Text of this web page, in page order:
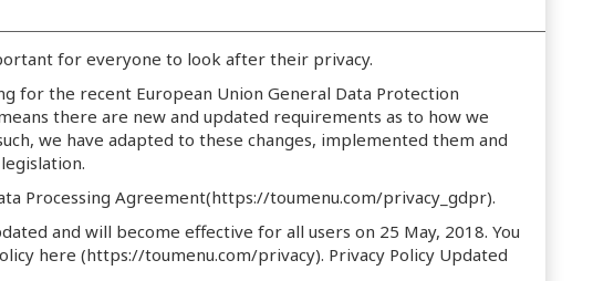
for everyone to look after their privacy.
for the recent European Union General Data Protection
means there are new and updated requirements as to how we
we have adapted to these changes, implemented them and
Processing Agreement(https://toumenu.com/privacy_gdpr).
and will become effective for all users on 25 May, 2018. You
here (https://toumenu.com/privacy). Privacy Policy Updated